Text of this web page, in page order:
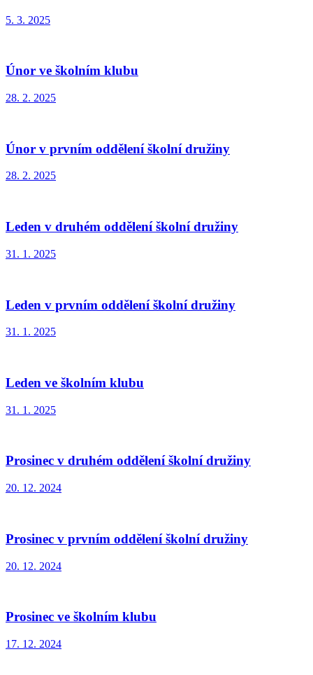
5. 3. 2025
Únor ve školním klubu
28. 2. 2025
Únor v prvním oddělení školní družiny
28. 2. 2025
Leden v druhém oddělení školní družiny
31. 1. 2025
Leden v prvním oddělení školní družiny
31. 1. 2025
Leden ve školním klubu
31. 1. 2025
Prosinec v druhém oddělení školní družiny
20. 12. 2024
Prosinec v prvním oddělení školní družiny
20. 12. 2024
Prosinec ve školním klubu
17. 12. 2024